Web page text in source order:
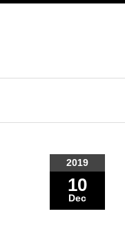
2019
10
Dec